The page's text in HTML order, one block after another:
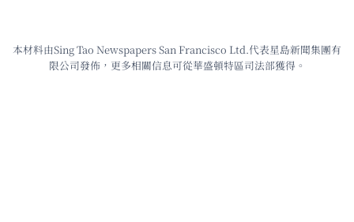
本材料由Sing Tao Newspapers San Francisco Ltd.代表星島新聞集團有
限公司發佈，更多相關信息可從華盛頓特區司法部獲得。